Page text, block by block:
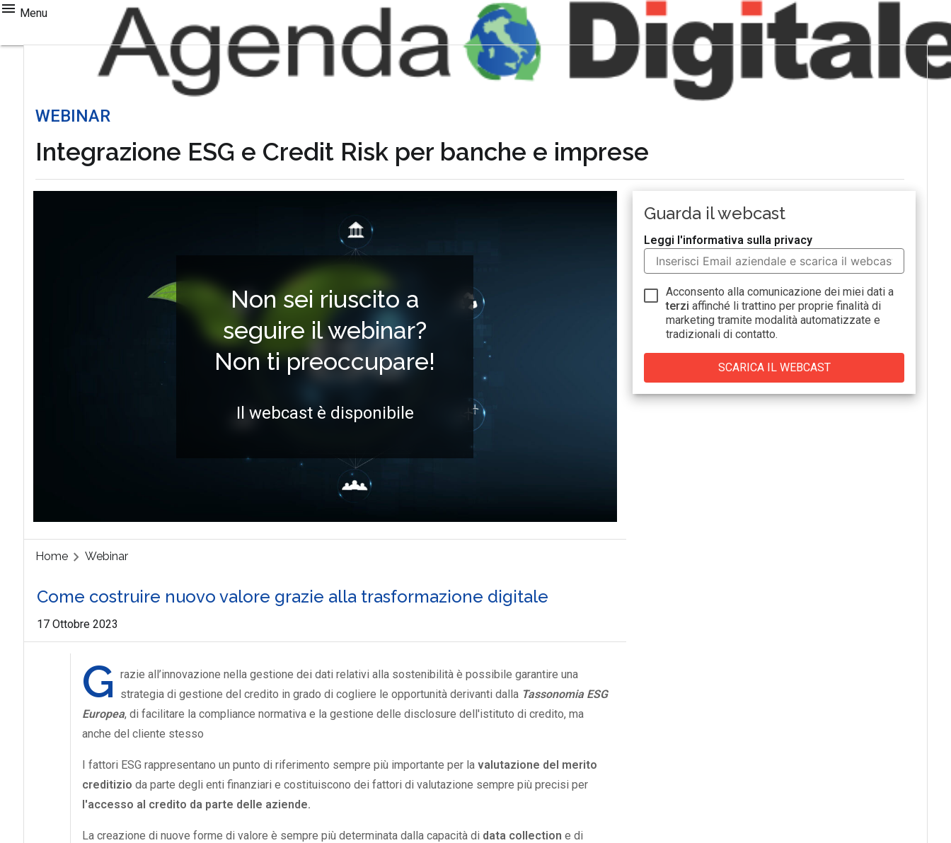
Menu
WEBINAR
Integrazione ESG e Credit Risk per banche e imprese
Non sei riuscito a
seguire il webinar?
Non ti preoccupare!
Il webcast è disponibile
Home Webinar
Come costruire nuovo valore grazie alla trasformazione digitale
17 Ottobre 2023
G razie all’innovazione nella gestione dei dati relativi alla sostenibilità è possibile garantire una
strategia di gestione del credito in grado di cogliere le opportunità derivanti dalla Tassonomia ESG
Europea, di facilitare la compliance normativa e la gestione delle disclosure dell'istituto di credito, ma
anche del cliente stesso
I fattori ESG rappresentano un punto di riferimento sempre più importante per la valutazione del merito
creditizio da parte degli enti finanziari e costituiscono dei fattori di valutazione sempre più precisi per
l'accesso al credito da parte delle aziende.
La creazione di nuove forme di valore è sempre più determinata dalla capacità di data collection e di
Guarda il webcast
Leggi l'informativa sulla privacy
Acconsento alla comunicazione dei miei dati a
terzi affinché li trattino per proprie finalità di
marketing tramite modalità automatizzate e
tradizionali di contatto.